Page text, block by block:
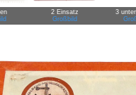
2 Einsatz
Großbild
3